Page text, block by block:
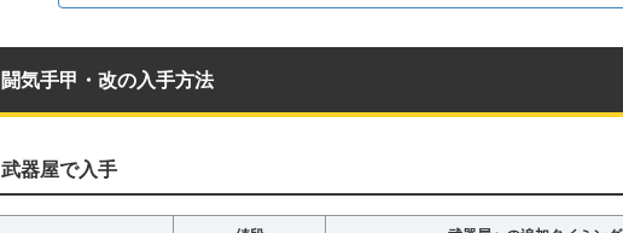
闘気手甲・改の入手方法
武器屋で入手